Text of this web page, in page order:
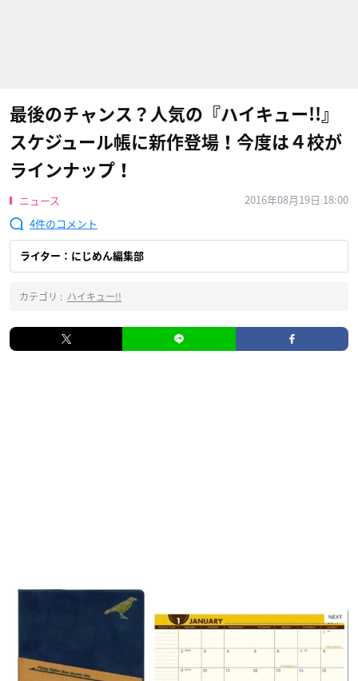
最後のチャンス？人気の『ハイキュー!!』
スケジュール帳に新作登場！今度は４校が
ラインナップ！
ニュース
2016年08月19日 18:00
4
ライター：にじめん編集部
カテゴリ : ハイキュー!!